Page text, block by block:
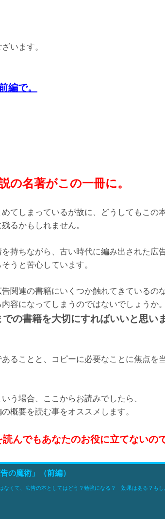
います。
編で。
の名著がこの一冊に。
てしまっているが故に、どうしてもこの
るかもしれません。
持ちながら、古い時代に編み出された広
うと苦心しています。
関連の書籍にいくつか触れてきているの
容になってしまうのではないでしょうか。
の書籍を大切にすればいいと思い
ることと、コピーに必要なことに焦点を
う場合、ここからお読みでしたら、
概要を読む事をオススメします。
んでもあなたのお役に立てないの
の魔術」（前編）
なくて、広告の本としてはどう？勉強になる？ 効果はある？もし